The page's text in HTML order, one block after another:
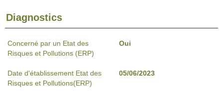
Diagnostics
Concerné par un Etat des
Risques et Pollutions (ERP)
Oui
Date d'établissement Etat des
Risques et Pollutions(ERP)
05/06/2023